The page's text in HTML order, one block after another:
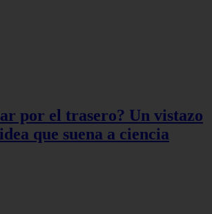
por el trasero? Un vistazo
que suena a ciencia